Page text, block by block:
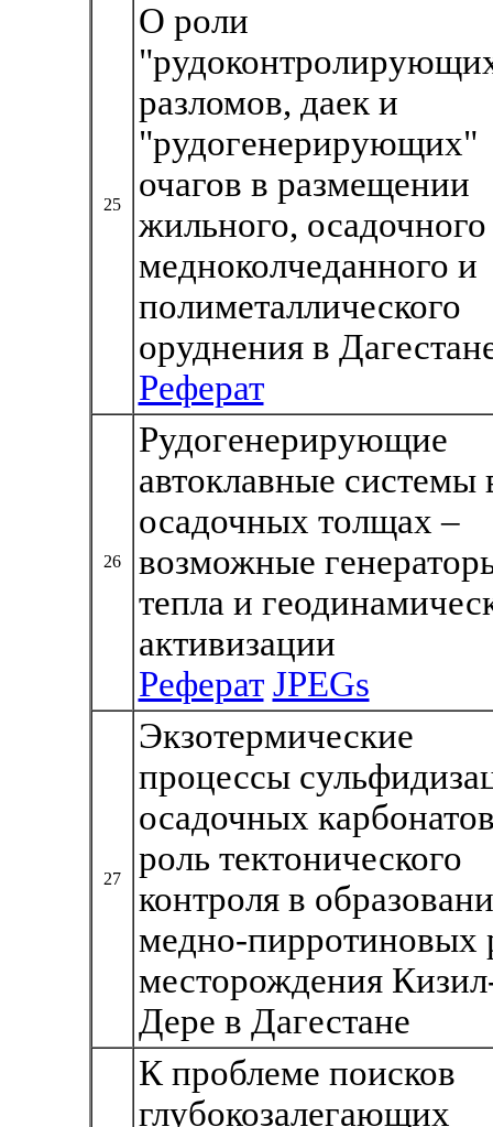
25
О роли
разломов, даек и
"рудогенерирующих"
очагов в размещении
жильного, осадочного
медноколчеданного и
полиметаллического
оруднения в
Реферат
26
Рудогенерирующие
автоклавные системы
осадочных толщах –
возможные
тепла и
активизации
Реферат JPEGs
27
Экзотермические
процессы
осадочных
роль тектонического
контроля в
медно-пирротиновых
месторождения
Дере в Дагестане
К проблеме поисков
глубокозалегающих